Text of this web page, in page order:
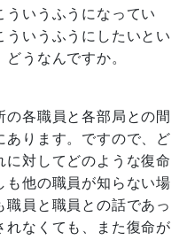
ういうふうになってい
ういうふうにしたいとい
うなんですか。
各職員と各部局との間
あります。ですので、ど
に対してどのような復命
も他の職員が知らない場
員と職員との話であっ
れなくても、また復命が